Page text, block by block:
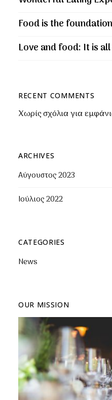
Food is the
Love and food: It is
RECENT COMMENTS
Χωρίς σχόλια για
ARCHIVES
Αύγουστος 2023
Ιούλιος 2022
CATEGORIES
News
OUR MISSION